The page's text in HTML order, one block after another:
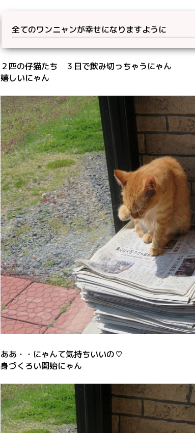
全てのワンニャンが幸せになりますように
２匹の仔猫たち ３日で飲み切っちゃうにゃん
嬉しいにゃん
ああ・・にゃんて気持ちいいの♡
身づくろい開始にゃん